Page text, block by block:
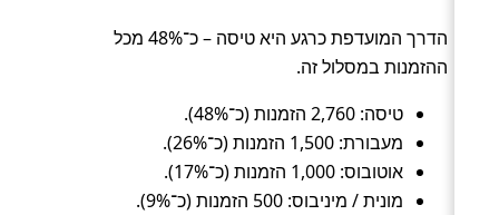
הדרך המועדפת כרגע היא טיסה – כ־48% מכל
ההזמנות במסלול זה.
טיסה: 2,760 הזמנות (כ־48%).
מעבורת: 1,500 הזמנות (כ־26%).
אוטובוס: 1,000 הזמנות (כ־17%).
מונית / מיניבוס: 500 הזמנות (כ־9%).